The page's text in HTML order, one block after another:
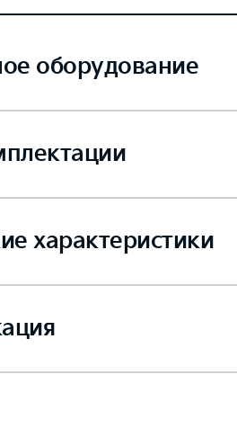
оборудование
характеристики